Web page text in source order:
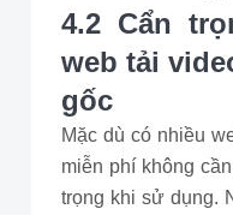
4.2 Cẩn
web tải
gốc
Mặc dù có nhiều
miễn phí không
trọng khi sử dụng.